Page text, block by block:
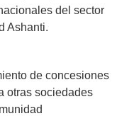
del sector
Ashanti.
de concesiones
otras sociedades